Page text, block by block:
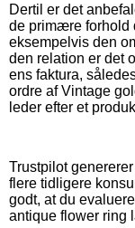
Dertil er det
de primære forhold
eksempelvis den
den relation er det
ens faktura,
ordre af Vintage
leder efter et
Trustpilot
flere tidligere
godt, at du
antique flower ring